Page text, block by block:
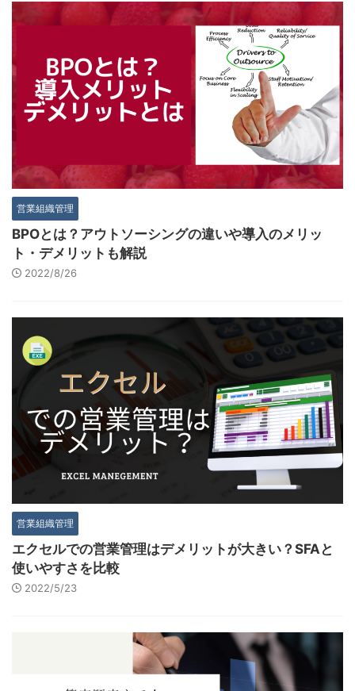
営業組織管理
BPOとは？アウトソーシングの違いや導入のメリッ
ト・デメリットも解説
2022/8/26
営業組織管理
エクセルでの営業管理はデメリットが大きい？SFAと
使いやすさを比較
2022/5/23